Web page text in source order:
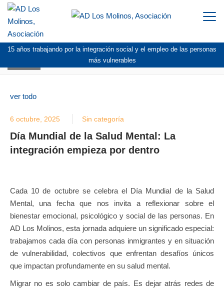
15 años trabajando por la integración social y el empleo de las personas
más vulnerables
ver todo
6 octubre, 2025 Sin categoría
Día Mundial de la Salud Mental: La
integración empieza por dentro
Cada 10 de octubre se celebra el Día Mundial de la Salud
Mental, una fecha que nos invita a reflexionar sobre el
bienestar emocional, psicológico y social de las personas. En
AD Los Molinos, esta jornada adquiere un significado especial:
trabajamos cada día con personas inmigrantes y en situación
de vulnerabilidad, colectivos que enfrentan desafíos únicos
que impactan profundamente en su salud mental.
Migrar no es solo cambiar de país. Es dejar atrás redes de